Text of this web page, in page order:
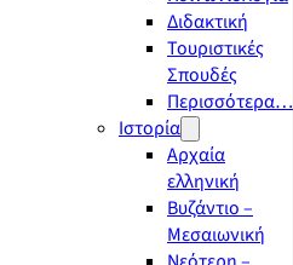
Διδακτική
Τουριστικές
Σπουδές
Περισσότερα…
Ιστορία
Αρχαία
ελληνική
Βυζάντιο –
Μεσαιωνική